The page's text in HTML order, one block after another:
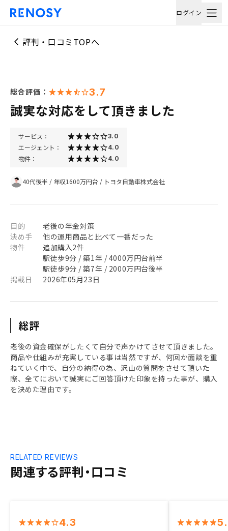
ログイン
評判・口コミTOPへ
総合評価： 3.7
誠実な対応をして頂きました
サービス： 3.0
エージェント： 4.0
物件： 4.0
40代後半 / 年収1600万円台 / トヨタ自動車株式会社
目的
老後の年金対策
決め手
他の運用商品と比べて一番だった
物件
追加購入2件
駅徒歩9分 / 築1年 / 4000万円台前半
駅徒歩9分 / 築7年 / 2000万円台後半
掲載日
2026年05月23日
総評
老後の資金確保がしたくて自分で声かけてさせて頂きました。
商品や仕組みが充実している事は当然ですが、何回か面談を重
ねていく中で、自分の納得の為、沢山の質問をさせて頂いた
際、全てにおいて誠実にご回答頂けた印象を持った事が、購入
を決めた理由です。
関連する評判・口コミ
RELATED REVIEWS
4.3